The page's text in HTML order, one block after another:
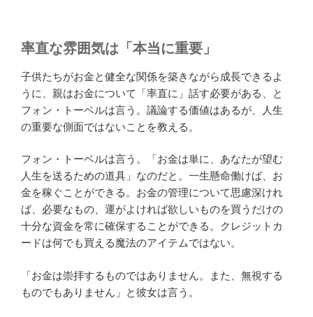
率直な雰囲気は「本当に重要」
子供たちがお金と健全な関係を築きながら成長できるよ
うに、親はお金について「率直に」話す必要がある、と
フォン・トーベルは言う。議論する価値はあるが、人生
の重要な側面ではないことを教える。
フォン・トーベルは言う。「お金は単に、あなたが望む
人生を送るための道具」なのだと。一生懸命働けば、お
金を稼ぐことができる。お金の管理について思慮深けれ
ば、必要なもの、運がよければ欲しいものを買うだけの
十分な資金を常に確保することができる。クレジットカ
ードは何でも買える魔法のアイテムではない。
「お金は崇拝するものではありません。また、無視する
ものでもありません」と彼女は言う。